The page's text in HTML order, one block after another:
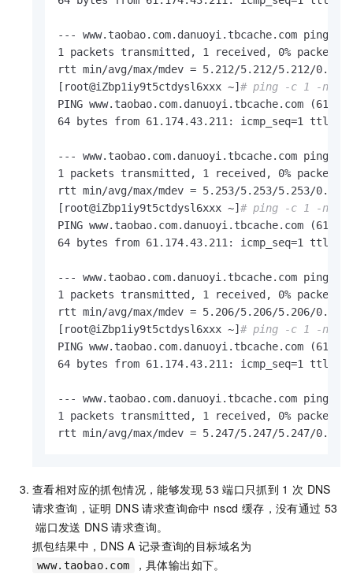
--- www.taobao.com.danuoyi.tbcache.com ping
1 packets transmitted, 1 received, 0% packet
rtt min/avg/max/mdev = 5.212/5.212/5.212/0.000
[root@iZbp1iy9t5ctdysl6xxx ~] # ping -c 1 -n
PING www.taobao.com.danuoyi.tbcache.com
64 bytes from 61.174.43.211: icmp_seq=1 ttl=53
--- www.taobao.com.danuoyi.tbcache.com ping
1 packets transmitted, 1 received, 0% packet
rtt min/avg/max/mdev = 5.253/5.253/5.253/0.000
[root@iZbp1iy9t5ctdysl6xxx ~] # ping -c 1 -n
PING www.taobao.com.danuoyi.tbcache.com
64 bytes from 61.174.43.211: icmp_seq=1 ttl=53
--- www.taobao.com.danuoyi.tbcache.com ping
1 packets transmitted, 1 received, 0% packet
rtt min/avg/max/mdev = 5.206/5.206/5.206/0.000
[root@iZbp1iy9t5ctdysl6xxx ~] # ping -c 1 -n
PING www.taobao.com.danuoyi.tbcache.com
64 bytes from 61.174.43.211: icmp_seq=1 ttl=53
--- www.taobao.com.danuoyi.tbcache.com ping
1 packets transmitted, 1 received, 0% packet
rtt min/avg/max/mdev = 5.247/5.247/5.247/0.000
查看相对应的抓包情况，能够发现 53 端口只抓到 1 次 DNS
请求查询，证明 DNS 请求查询命中 nscd 缓存，没有通过 53
端口发送 DNS 请求查询。
抓包结果中，DNS A 记录查询的目标域名为
www.taobao.com ，具体输出如下。